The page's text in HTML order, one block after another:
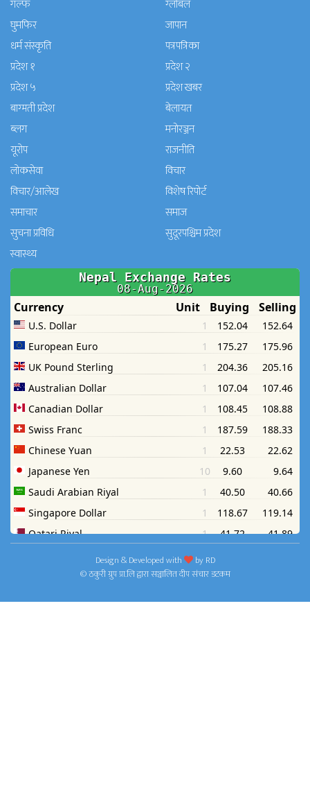
गल्फ
ग्लोबल
घुमफिर
जापान
धर्म संस्कृति
पत्रपत्रिका
प्रदेश १
प्रदेश २
प्रदेश ५
प्रदेश खबर
बाग्मती प्रदेश
बेलायत
ब्लग
मनाेरञ्जन
यूरोप
राजनीति
लोकसेवा
विचार
विचार/आलेख
विशेष रिपोर्ट
समाचार
समाज
सुचना प्रविधि
सुदूरपश्चिम प्रदेश
स्वास्थ्य
Design & Developed with byRD
© ठकुरी ग्रुप प्रा.लि द्वारा सञ्चालित दीप संचार डटकम